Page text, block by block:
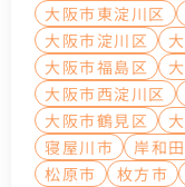
大阪市東淀川区
大阪市淀川区
大阪市福島区
大阪市西淀川区
大阪市鶴見区
寝屋川市
岸和
松原市
枚方市